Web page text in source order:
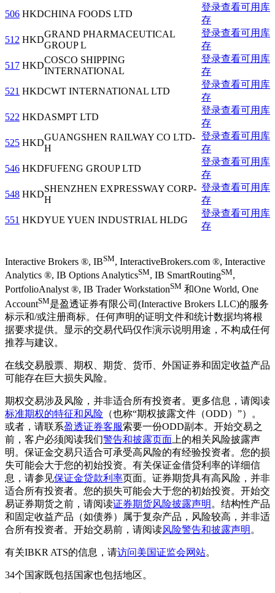
506 HKDCHINA FOODS LTD
登录查看可用库
存
512 HKD
GRAND PHARMACEUTICAL
GROUP L
登录查看可用库
存
517 HKD
COSCO SHIPPING
INTERNATIONAL
登录查看可用库
存
521 HKDCWT INTERNATIONAL LTD
登录查看可用库
存
522 HKDASMPT LTD
登录查看可用库
存
525 HKD
GUANGSHEN RAILWAY CO LTD-
H
登录查看可用库
存
546 HKDFUFENG GROUP LTD
登录查看可用库
存
548 HKD
SHENZHEN EXPRESSWAY CORP-
H
登录查看可用库
存
551 HKDYUE YUEN INDUSTRIAL HLDG
登录查看可用库
存
Interactive Brokers ®, IBSM, InteractiveBrokers.com ®, Interactive
Analytics ®, IB Options AnalyticsSM, IB SmartRoutingSM,
PortfolioAnalyst ®, IB Trader WorkstationSM 和One World, One
AccountSM是盈透证券有限公司(Interactive Brokers LLC)的服务
标示和/或注册商标。任何声明的证明文件和统计数据均将根
据要求提供。显示的交易代码仅作演示说明用途，不构成任何
推荐与建议。
在线交易股票、期权、期货、货币、外国证券和固定收益产品
可能存在巨大损失风险。
期权交易涉及风险，并非适合所有投资者。更多信息，请阅读
标准期权的特征和风险 （也称“期权披露文件（ODD）”）。
或者，请联系盈透证券客服索要一份ODD副本。开始交易之
前，客户必须阅读我们警告和披露页面 上的相关风险披露声
明。保证金交易只适合可承受高风险的有经验投资者。您的损
失可能会大于您的初始投资。有关保证金借贷利率的详细信
息，请参见保证金贷款利率页面。证券期货具有高风险，并非
适合所有投资者。您的损失可能会大于您的初始投资。开始交
易证券期货之前，请阅读证券期货风险披露声明 。结构性产品
和固定收益产品（如债券）属于复杂产品，风险较高，并非适
合所有投资者。开始交易前，请阅读风险警告和披露声明 。
有关IBKR ATS的信息，请访问美国证监会网站。
34个国家既包括国家也包括地区。